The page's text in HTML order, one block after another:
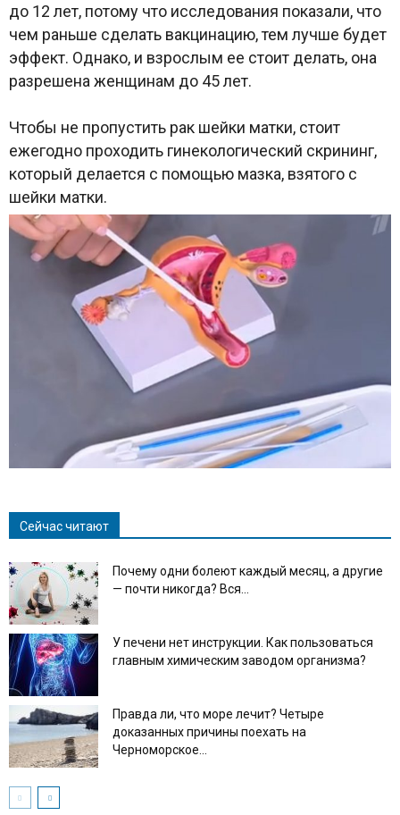
до 12 лет, потому что исследования показали, что
чем раньше сделать вакцинацию, тем лучше будет
эффект. Однако, и взрослым ее стоит делать, она
разрешена женщинам до 45 лет.
Чтобы не пропустить рак шейки матки, стоит
ежегодно проходить гинекологический скрининг,
который делается с помощью мазка, взятого с
шейки матки.
Сейчас читают
Почему одни болеют каждый месяц, а другие
— почти никогда? Вся...
У печени нет инструкции. Как пользоваться
главным химическим заводом организма?
Правда ли, что море лечит? Четыре
доказанных причины поехать на
Черноморское...